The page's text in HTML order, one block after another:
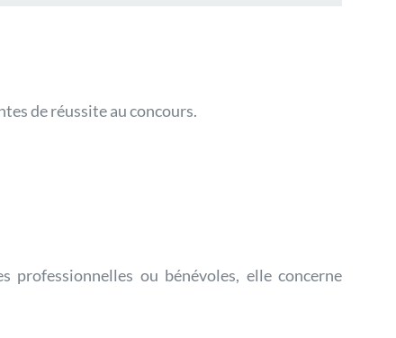
de réussite au concours.
professionnelles ou bénévoles, elle concerne